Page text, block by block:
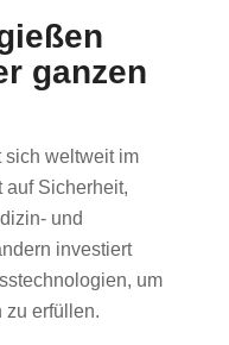
ganzen
sich weltweit im
auf Sicherheit,
und
investiert
um
zu erfüllen.